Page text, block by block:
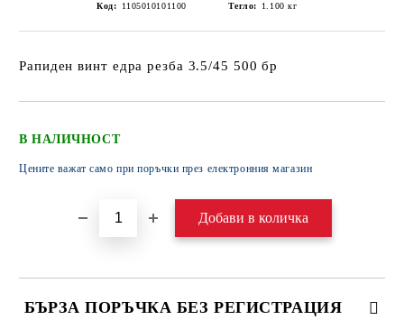
Код: 1105010101100 Тегло: 1.100 кг
Рапиден винт едра резба 3.5/45 500 бр
В НАЛИЧНОСТ
Цените важат само при поръчки през електронния магазин
БЪРЗА ПОРЪЧКА БЕЗ РЕГИСТРАЦИЯ